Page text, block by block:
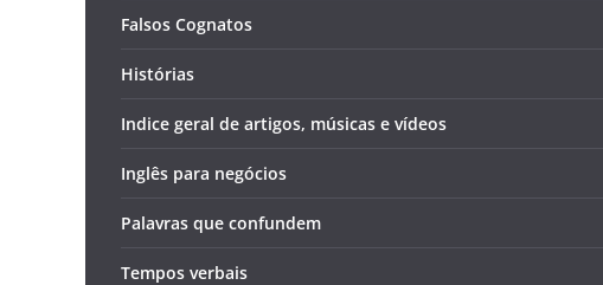
Falsos Cognatos
Histórias
Indice geral de artigos, músicas e vídeos
Inglês para negócios
Palavras que confundem
Tempos verbais